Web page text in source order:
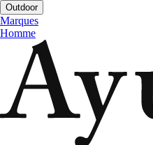
Outdoor
Marques
Homme